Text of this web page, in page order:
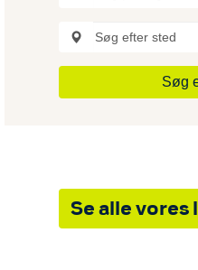
Søg
Se alle vores